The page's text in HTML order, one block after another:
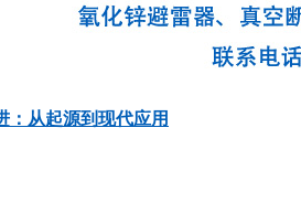
：从起源到现代应用